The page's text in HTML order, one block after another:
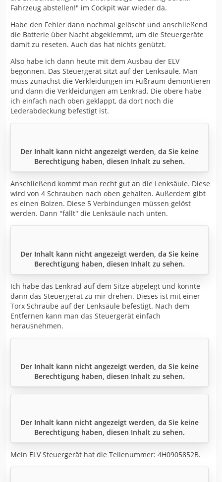
Fahrzeug abstellen!" im Cockpit war wieder da.
Habe den Fehler dann nochmal gelöscht und anschließend
die Batterie über Nacht abgeklemmt, um die Steuergeräte
damit zu reseten. Auch das hat nichts genützt.
Also habe ich dann heute mit dem Ausbau der ELV
begonnen. Das Steuergerät sitzt auf der Lenksäule. Man
muss zunächst die Verkleidungen im Fußraum demontieren
und dann die Verkleidungen am Lenkrad. Die obere habe
ich einfach nach oben geklappt, da dort noch die
Lederabdeckung befestigt ist.
Der Inhalt kann nicht angezeigt werden, da Sie keine
Berechtigung haben, diesen Inhalt zu sehen.
Anschließend kommt man recht gut an die Lenksäule. Diese
wird von 4 Schrauben nach oben gehalten. Außerdem gibt
es einen Bolzen. Diese 5 Verbindungen müssen gelöst
werden. Dann "fällt" die Lenksäule nach unten.
Der Inhalt kann nicht angezeigt werden, da Sie keine
Berechtigung haben, diesen Inhalt zu sehen.
Ich habe das Lenkrad auf dem Sitze abgelegt und konnte
dann das Steuergerät zu mir drehen. Dieses ist mit einer
Torx Schraube auf der Lenksäule befestigt. Nach dem
Entfernen kann man das Steuergerät einfach
herausnehmen.
Der Inhalt kann nicht angezeigt werden, da Sie keine
Berechtigung haben, diesen Inhalt zu sehen.
Der Inhalt kann nicht angezeigt werden, da Sie keine
Berechtigung haben, diesen Inhalt zu sehen.
Mein ELV Steuergerät hat die Teilenummer: 4H0905852B.